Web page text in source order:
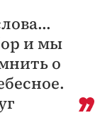
и мы
о